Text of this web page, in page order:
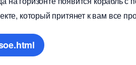
который притянет к вам все